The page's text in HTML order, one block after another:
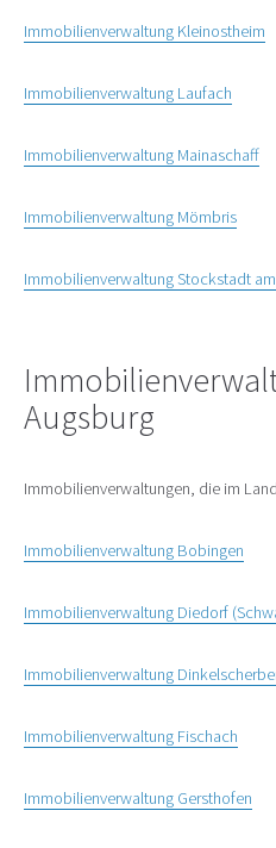
Immobilienverwaltung Kleinostheim
Immobilienverwaltung Laufach
Immobilienverwaltung Mainaschaff
Immobilienverwaltung Mömbris
Immobilienverwaltung Stockstadt
Augsburg
Immobilienverwaltungen, die im
Immobilienverwaltung Bobingen
Immobilienverwaltung Diedorf
Immobilienverwaltung
Immobilienverwaltung Fischach
Immobilienverwaltung Gersthofen